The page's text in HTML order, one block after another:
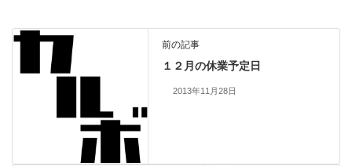
前の記事
１２月の休業予定日
2013年11月28日